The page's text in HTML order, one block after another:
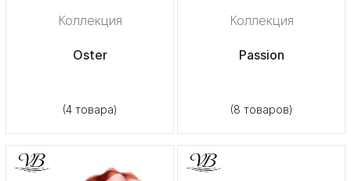
Коллекция
Oster
(4 товара)
Коллекция
Passion
(8 товаров)